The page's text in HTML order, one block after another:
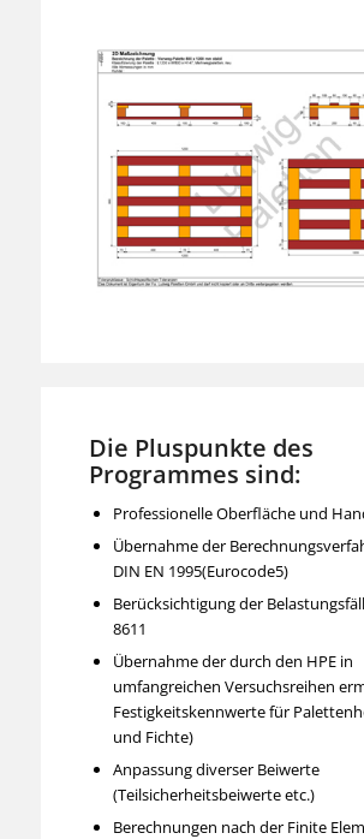
Die Pluspunkte des
Programmes sind:
Professionelle Oberfläche und
Übernahme der
DIN EN 1995(Eurocode5)
Berücksichtigung der
8611
Übernahme der durch den HPE in
umfangreichen Versuchsreihen
Festigkeitskennwerte für
und Fichte)
Anpassung diverser Beiwerte
(Teilsicherheitsbeiwerte etc.)
Berechnungen nach der Finite